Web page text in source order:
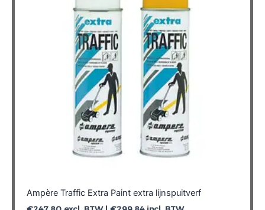
Ampère Traffic Extra Paint extra lijnspuitverf